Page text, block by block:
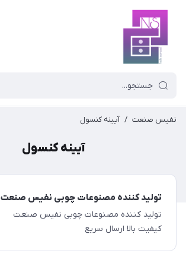
نفیس صنعت / آیینه کنسول
آیینه کنسول
تولید کننده مصنوعات چوبی نفیس صنعت
تولید کننده مصنوعات چوبی نفیس صنعت
کیفیت بالا ارسال سریع